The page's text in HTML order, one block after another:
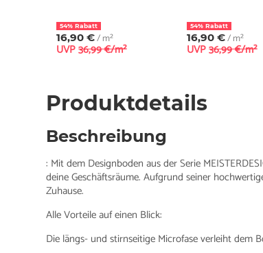
54% Rabatt
16,90 €/ m²
UVP 36,99 €/m²
54% Rabatt
16,90 €/ m²
UVP 36,99 €/m²
Produktdetails
Beschreibung
: Mit dem Designboden aus der Serie
deine Geschäftsräume. Aufgrund seiner
Zuhause.
Alle Vorteile auf einen Blick:
Die längs- und stirnseitige Microfase verleiht dem